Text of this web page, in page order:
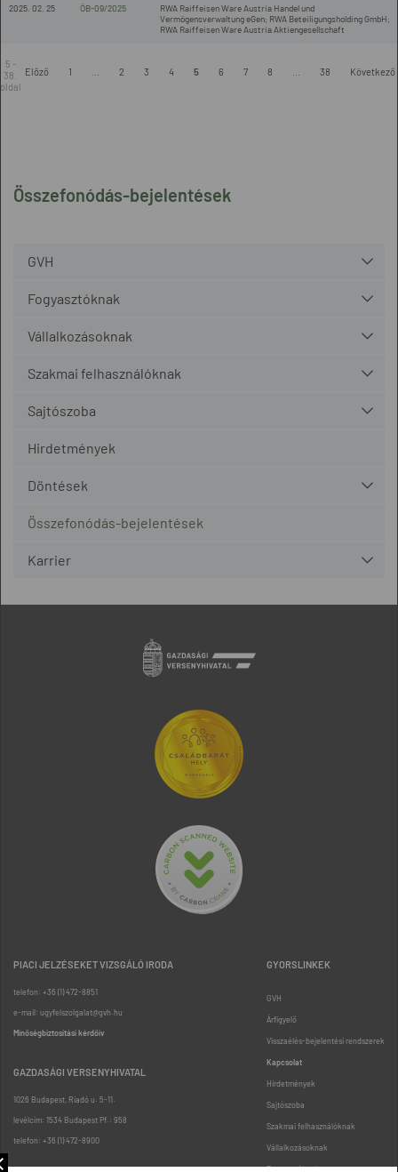
Összefonódás-bejelentések
GVH
Fogyasztóknak
Vállalkozásoknak
Szakmai felhasználóknak
Sajtószoba
Hirdetmények
Döntések
Összefonódás-bejelentések
Karrier
2025. 02. 25 ÖB-09/2025
RWA Raiffeisen Ware Austria Handel und
Vermögensverwaltung eGen; RWA Beteiligungsholding GmbH;
RWA Raiffeisen Ware Austria Aktiengesellschaft
5 -
38.
oldal
Előző 1 2 3 4 5 6 7 8 38 Következő
PIACI JELZÉSEKET VIZSGÁLÓ IRODA
telefon: +36 (1) 472-8851
e-mail: ugyfelszolgalat@gvh.hu
Minőségbiztosítási kérdőív
GAZDASÁGI VERSENYHIVATAL
1026 Budapest, Riadó u. 5-11.
levélcím: 1534 Budapest Pf.: 958
telefon: +36 (1) 472-8900
GYORSLINKEK
GVH
Árfigyelő
Visszaélés-bejelentési rendszerek
Kapcsolat
Hirdetmények
Sajtószoba
Szakmai felhasználóknak
Vállalkozásoknak
Fogyasztóknak